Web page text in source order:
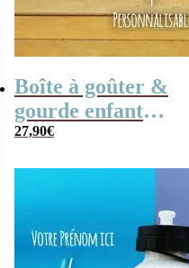
Boîte à goûter &
gourde enfant
personnalisées
27,90€